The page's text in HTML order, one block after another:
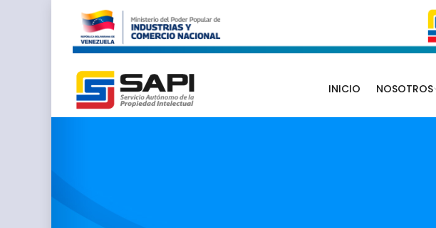
INICIO NOSOTROS